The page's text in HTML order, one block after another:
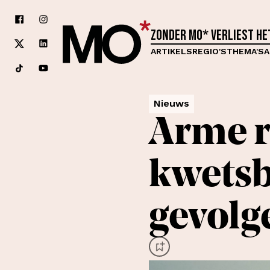
Zonder MO* verliest
ARTIKELSREGIO'STHEMA'S
Nieuws
Arme